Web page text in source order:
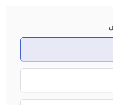
be challenging in some
instant or digital payment
overall process of
factor for me when
If you’re used to the
currencies, it’s
Investment’s exclusively